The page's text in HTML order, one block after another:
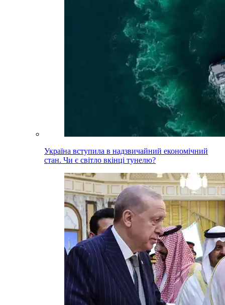
Україна вступила в надзвичайний економічний
стан. Чи є світло вкінці тунелю?